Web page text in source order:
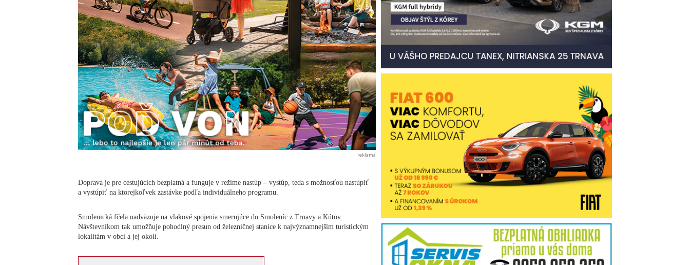
reklama
Doprava je pre cestujúcich bezplatná a funguje v režime nastúp – vystúp, teda s možnosťou nastúpiť
a vystúpiť na ktorejkoľvek zastávke podľa individuálneho programu.
Smolenická fčela nadväzuje na vlakové spojenia smerujúce do Smoleníc z Trnavy a Kútov.
Návštevníkom tak umožňuje pohodlný presun od železničnej stanice k najvýznamnejším turistickým
lokalitám v obci a jej okolí.